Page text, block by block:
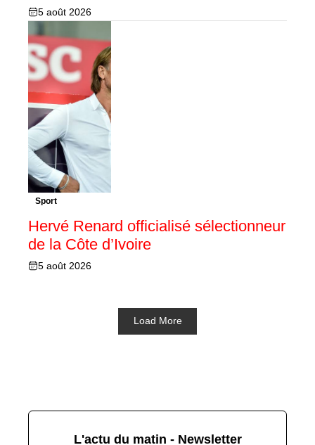
5 août 2026
Sport
Hervé Renard officialisé sélectionneur
de la Côte d’Ivoire
5 août 2026
Load More
L'actu du matin - Newsletter